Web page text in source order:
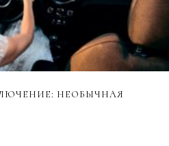
НЕОБЫЧНАЯ